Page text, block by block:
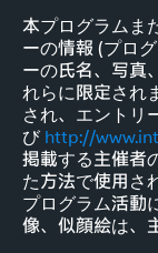
本プログラムま
ーの情報 (プロ
ーの氏名、写真
れらに限定され
され、エントリ
びhttp://
掲載する主催者
た方法で使用さ
プログラム活動
像、似顔絵は、